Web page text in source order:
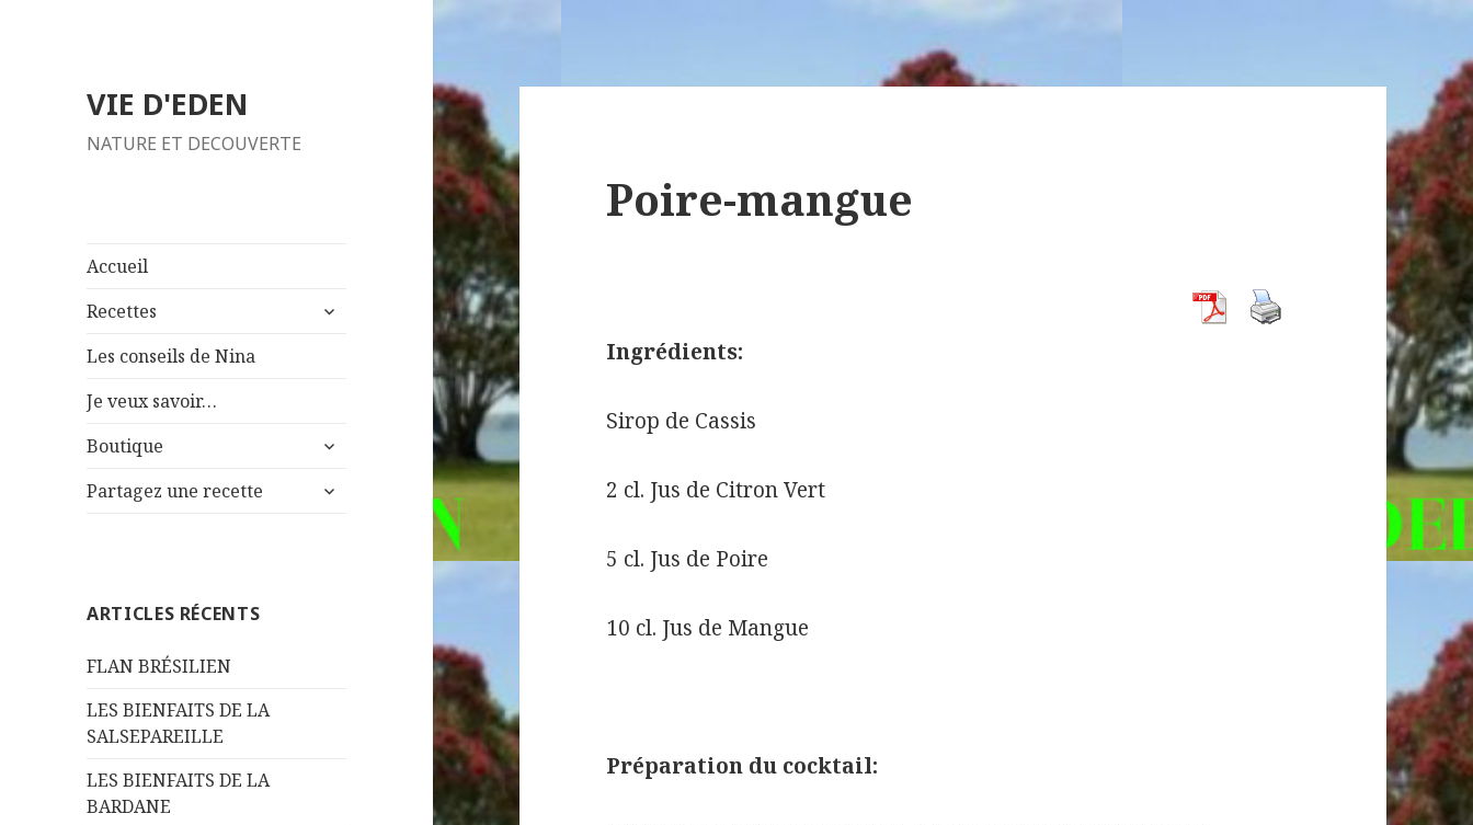
VIE D'EDEN
NATURE ET DECOUVERTE
Accueil
Recettes
ouvrir
Les conseils de Nina
Je veux savoir…
Boutique
ouvrir
sous-
Partagez une recette
ouvrir
ARTICLES RÉCENTS
FLAN BRÉSILIEN
LES BIENFAITS DE LA
SALSEPAREILLE
LES BIENFAITS DE LA
BARDANE
Poire-mangue
Ingrédients:
Sirop de Cassis
2 cl. Jus de Citron Vert
5 cl. Jus de Poire
10 cl. Jus de Mangue
Préparation du cocktail: